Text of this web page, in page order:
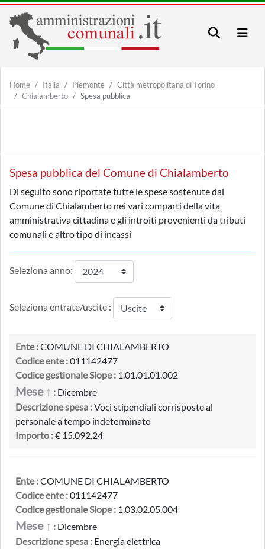
Home Italia Piemonte
Città metropolitana di Torino
Chialamberto
Spesa pubblica
Spesa pubblica del Comune di Chialamberto
Di seguito sono riportate tutte le spese sostenute dal
Comune di Chialamberto nei vari comparti della vita
amministrativa cittadina e gli introiti provenienti da tributi
comunali e altro tipo di incassi
Seleziona anno:
Seleziona entrate/uscite :
Ente :COMUNE DI CHIALAMBERTO
Codice ente :011142477
Codice gestionale Siope : 1.01.01.01.002
Mese ↑ : Dicembre
Descrizione spesa :Voci stipendiali corrisposte al
personale a tempo indeterminato
Importo :€ 15.092,24
Ente :COMUNE DI CHIALAMBERTO
Codice ente :011142477
Codice gestionale Siope : 1.03.02.05.004
Mese ↑ : Dicembre
Descrizione spesa : Energia elettrica